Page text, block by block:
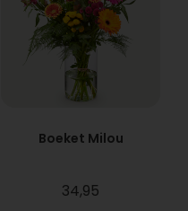
Boeket Milou
34,95